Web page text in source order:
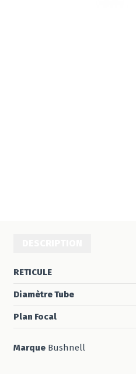
RETICULE
Diamètre Tube
Plan Focal
Marque Bushnell